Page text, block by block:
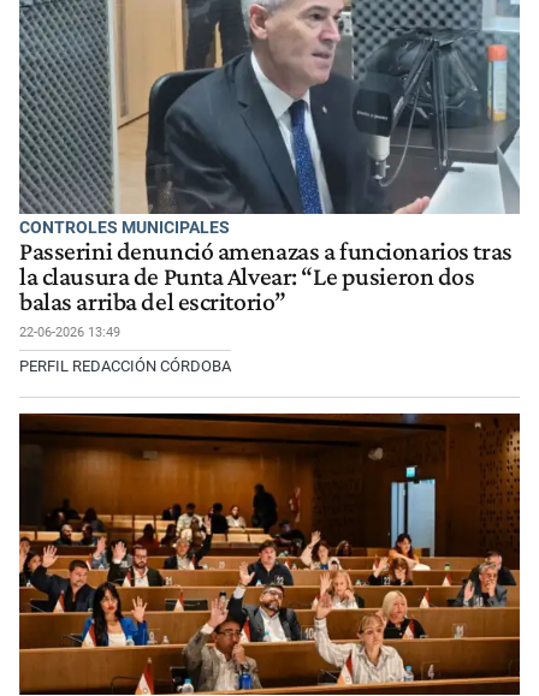
CONTROLES MUNICIPALES
Passerini denunció amenazas a funcionarios tras
la clausura de Punta Alvear: “Le pusieron dos
balas arriba del escritorio”
22-06-2026 13:49
PERFIL REDACCIÓN CÓRDOBA